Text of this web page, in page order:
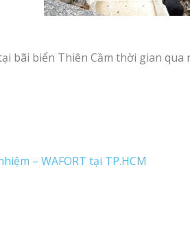
bãi biển Thiên Cầm thời gian
– WAFORT tại TP.HCM